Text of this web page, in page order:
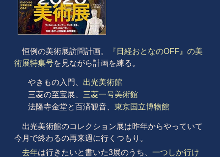
恒例の美術展訪問計画。
『日経おとなのOFF』の美
術展特集号を見ながら計画を練る。
やきもの入門、 出光美術館
三菱の至宝展、 三菱一号美術館
法隆寺金堂と百済観音、 東京国立博物館
出光美術館のコレクション展は昨年からやっていて
今月で終わるの再来週に行くつもり。
去年は行きたいと書いた3展のうち、 一つしか行け